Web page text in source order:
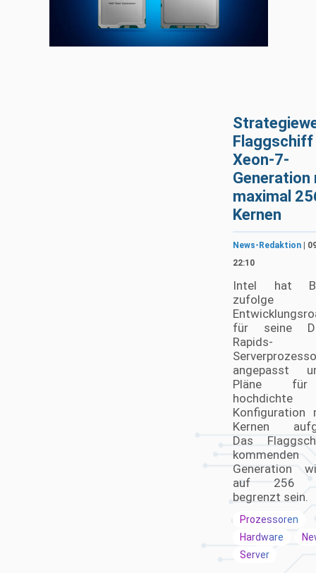
Flaggschiff
Xeon-7-
Generation
maximal
Kernen
News-Redaktion |
22:10
Intel hat
für seine
Rapids-
angepasst
Pläne
hochdichte
Konfiguration
Kernen
Das
kommenden
Generation
auf 256
begrenzt sein.
Prozessoren
Hardware
Server